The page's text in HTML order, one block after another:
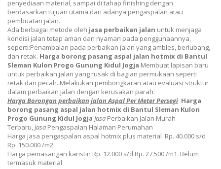
penyediaan material, sampai di tahap finishing dengan
berdasarkan tujuan utama dari adanya pengaspalan atau
pembuatan jalan.
Ada berbagai metode oleh jasa perbaikan jalan untuk menjaga
kondisi jalan tetap aman dan nyaman pada penggunaannya,
seperti:Penambalan pada perbaikan jalan yang ambles, berlubang,
dan retak. Harga borong pasang aspal jalan hotmix di Bantul
Sleman Kulon Progo Gunung Kidul Jogja Membuat lapisan baru
untuk perbaikan jalan yang rusak di bagian permukaan seperti
retak dan pecah. Melakukan pembongkaran atau evaluasi struktur
dalam perbaikan jalan dengan kerusakan parah.
Harga Borongan perbaikan jalan AspalPer Meter Persegi Harga
borong pasang aspal jalan hotmix di Bantul Sleman Kulon
Progo Gunung Kidul Jogja Jasa Perbaikan Jalan Murah
Terbaru, Jasa Pengaspalan Halaman Perumahan
Harga jasa pengaspalan aspal hotmix plus material Rp. 40.000 s/d
Rp. 150.000 /m2.
Harga pemasangan kanstin Rp. 12.000 s/d Rp. 27.500 /m1. Belum
termasuk material